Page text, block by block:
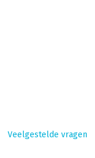
Veelgestelde vragen